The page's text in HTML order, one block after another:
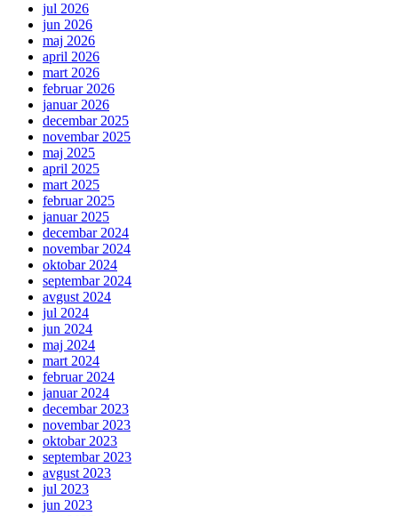
jul 2026
jun 2026
maj 2026
april 2026
mart 2026
februar 2026
januar 2026
decembar 2025
novembar 2025
maj 2025
april 2025
mart 2025
februar 2025
januar 2025
decembar 2024
novembar 2024
oktobar 2024
septembar 2024
avgust 2024
jul 2024
jun 2024
maj 2024
mart 2024
februar 2024
januar 2024
decembar 2023
novembar 2023
oktobar 2023
septembar 2023
avgust 2023
jul 2023
jun 2023